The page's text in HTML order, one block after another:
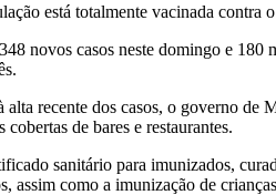
está totalmente vacinada contra
novos casos neste domingo e
alta recente dos casos, o governo de
cobertas de bares e restaurantes.
sanitário para imunizados,
assim como a imunização de